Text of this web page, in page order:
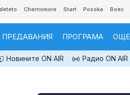
Chernomore Start Posoka Boec
ПРЕДАВАНИЯ ПРОГРАМА ОЩЕ
Новините ON AIR Радио ON AIR